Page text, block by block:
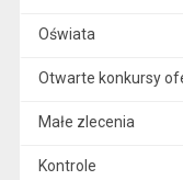
Oświata
Otwarte konkursy
Małe zlecenia
Kontrole